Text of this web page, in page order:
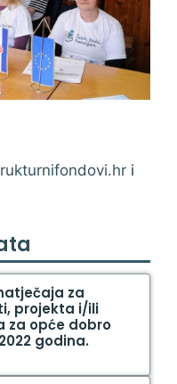
i
za
projekta i/ili
za opće dobro
godina.